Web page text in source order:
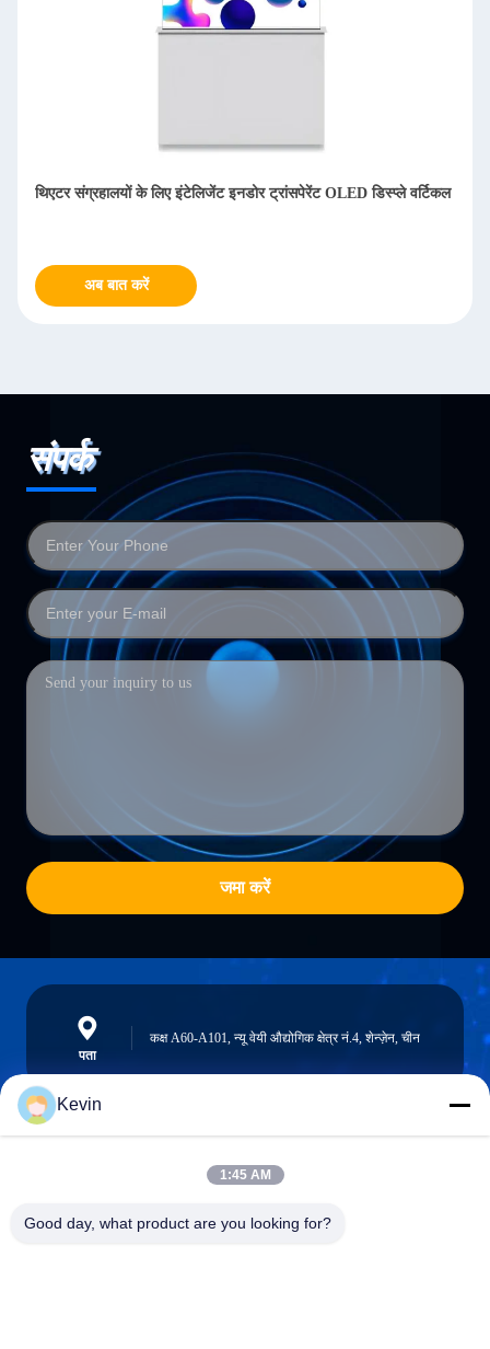
एंड्रॉइड ऑपरेटिंग ट्रांसपेरेंट ओएलईडी डिस्प्ले डिजिटल साइनेज 8 एरे माइक के
अब बात करें
संपर्क
जमा करें
पता
कक्ष A60-A101, न्यू वेयी औद्योगिक क्षेत्र नं.4, शेन्ज़ेन, चीन
info@seethrulcd.com
Kevin
1:45 AM
Good day, what product are you looking for?